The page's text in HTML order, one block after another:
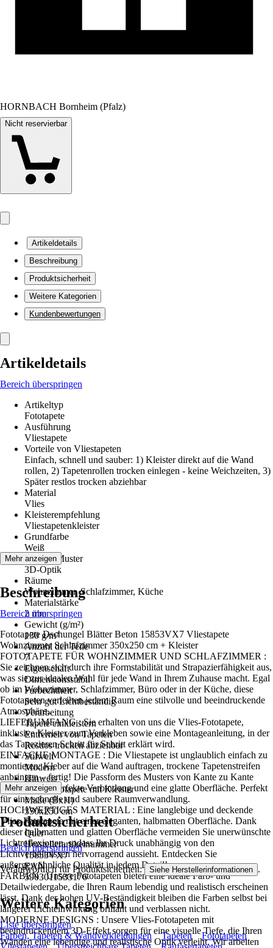
HORNBACH Bornheim (Pfalz)
Nicht reservierbar
Artikeldetails
Beschreibung
Produktsicherheit
Weitere Kategorien
Kundenbewertungen
Artikeldetails
Bereich überspringen
Artikeltyp
Fototapete
Ausführung
Vliestapete
Vorteile von Vliestapeten
Einfach, schnell und sauber: 1) Kleister direkt auf die Wand
rollen, 2) Tapetenrollen trocken einlegen - keine Weichzeiten, 3)
Später restlos trocken abziehbar
Material
Vlies
Kleisterempfehlung
Vliestapetenkleister
Grundfarbe
Weiß
Dekor / Muster
3D-Optik
Räume
Wohnzimmer, Schlafzimmer, Küche
Materialstärke
2 mm
Gewicht (g/m²)
130 g/m²
Anzahl der Teile
7
Eigenschaft
Dimensionsstabil
Farbechtheit
Sehr gut Lichtbeständig
Verarbeitung
Tapete einkleistern
Entfernen von Tapeten
Restlos trocken abziehbar
Stilwelt
Modern
Hinweis
Vlies Fototapete mit Kleister
Maße (BxH)
350x250 cm
Format
Quer
Herstellerartikelnummer
15853VX7
EAN
5903011533176
Mehr anzeigen
Beschreibung
Bereich überspringen
Fototapete Dschungel Blätter Beton 15853VX7 Vliestapete
Wohnzimmer Schlafzimmer 350x250 cm + Kleister
FOTOTAPETE FÜR WOHNZIMMER UND SCHLAFZIMMER :
Sie zeichnen sich durch ihre Formstabilität und Strapazierfähigkeit aus,
was sie zur idealen Wahl für jede Wand in Ihrem Zuhause macht. Egal
ob im Wohnzimmer, Schlafzimmer, Büro oder in der Küche, diese
Fototapeten verleihen jedem Raum eine stilvolle und beeindruckende
Atmosphäre..
LIEFERUMFANG : Sie erhalten von uns die Vlies-Fototapete,
inklusive Kleister zum Verkleben sowie eine Montageanleitung, in der
das Tapezieren Schritt für Schritt erklärt wird.
EINFACHE MONTAGE : Die Vliestapete ist unglaublich einfach zu
montieren: Kleber auf die Wand auftragen, trockene Tapetenstreifen
anbringen – fertig! Die Passform des Musters von Kante zu Kante
sorgt für eine perfekte Verbindung und eine glatte Oberfläche. Perfekt
für eine schnelle und saubere Raumverwandlung.
HOCHWERTIGES MATERIAL : Eine langlebige und deckende
Vlies-Fototapete mit einer eleganten, halbmatten Oberfläche. Dank
dieser halbmatten und glatten Oberfläche vermeiden Sie unerwünschte
Lichtreflexionen, sodass Ihr Druck unabhängig von den
Lichtverhältnissen hervorragend aussieht. Entdecken Sie
außergewöhnliche Qualität in jedem Detail!
FARBEN : Unsere Fototapeten bieten eine ideale Farb- und
Detailwiedergabe, die Ihren Raum lebendig und realistisch erscheinen
lässt. Dank der hohen UV-Beständigkeit bleiben die Farben selbst bei
längerer Lichteinwirkung brillant und verblassen nicht.
MODERNE DESIGNS : Unsere Vlies-Fototapeten mit
beeindruckendem 3D-Effekt sorgen für eine visuelle Tiefe, die Ihren
Wänden eine lebendige und realistische Optik verleiht. Wir arbeiten
Mehr anzeigen
Produktsicherheit
Bereich überspringen
Verantwortlich für Produktsicherheit: Siehe Herstellerinformationen .
Weitere Kategorien
Liste überspringen
Farben, Tapeten & Wandverkleidungen
Tapeten
Fototapeten